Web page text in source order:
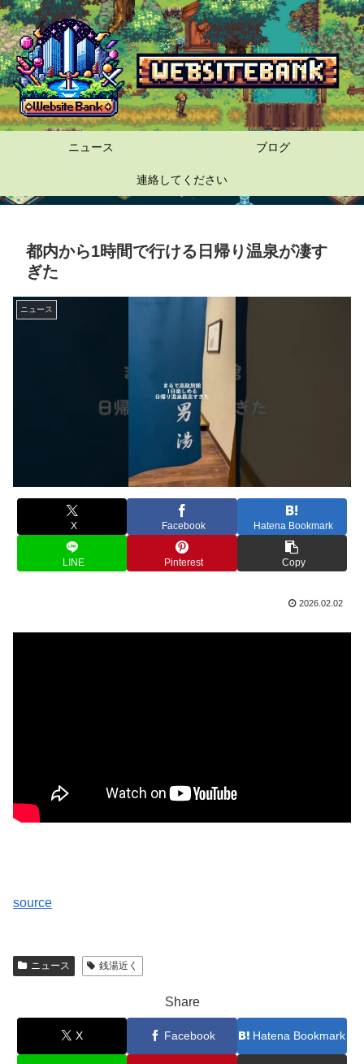
ニュース ブログ
連絡してください
都内から1時間で行ける日帰り温泉が凄す
ぎた
ニュース
X Facebook Hatena Bookmark
LINE Pinterest Copy
2026.02.02
source
ニュース 銭湯近く
Share
X Facebook Hatena Bookmark